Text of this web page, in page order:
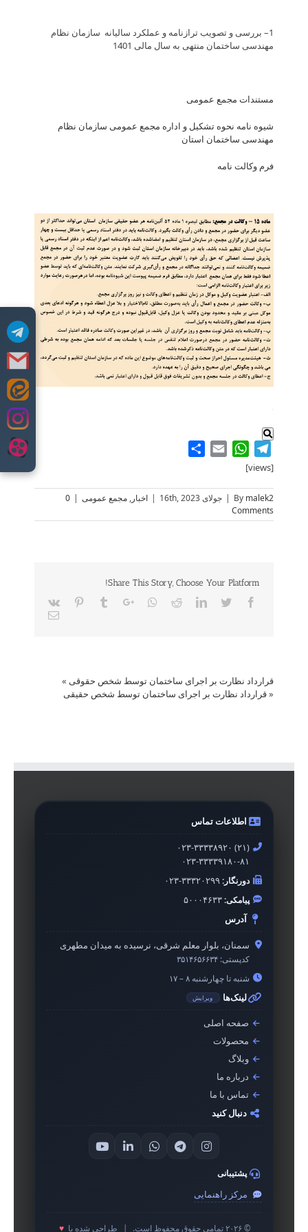
1– بررسی و تصویب ترازنامه و عملکرد سالیانه سازمان نظام
مهندسی ساختمان منتهی به سال مالی 1401
مستندات مجمع عمومی
شیوه نامه نحوه تشکیل و اداره مجمع عمومی سازمان نظام
مهندسی ساختمان استان
فرم وکالت نامه
.
Telegram
WhatsApp
Email
[views]
By malek2
| جولای 16th, 2023 | اخبار, مجمع عمومی |
0
Comments
Share This Story, Choose Your Platform!
Facebook
Twitter
LinkedIn
Reddit
Whatsapp
Google+
Tumblr
Pinterest
Vk
Email
قرارداد نظارت بر اجرای ساختمان توسط شخص حقوقی »
«قرارداد نظارت بر اجرای ساختمان توسط شخص حقیقی
اطلاعات تماس
۰۲۳-۳۳۳۳۸۹۲۰ (۲۱)
۰۲۳-۳۳۳۳۹۱۸۰-۸۱
دورنگار:۰۲۳-۳۳۳۲۰۲۹۹
پیامکی:۵۰۰۰۴۶۳۳
آدرس
سمنان، بلوار معلم شرقی، نرسیده به میدان مطهری
کدپستی: ۳۵۱۴۶۵۶۶۳۴
شنبه تا چهارشنبه ۸ – ۱۷
لینک‌ها ویرایش
صفحه اصلی
محصولات
وبلاگ
درباره ما
تماس با ما
دنبال کنید
پشتیبانی
مرکز راهنمایی
© ۲۰۲۶ تمامی حقوق محفوظ است. طراحی شده با ♥